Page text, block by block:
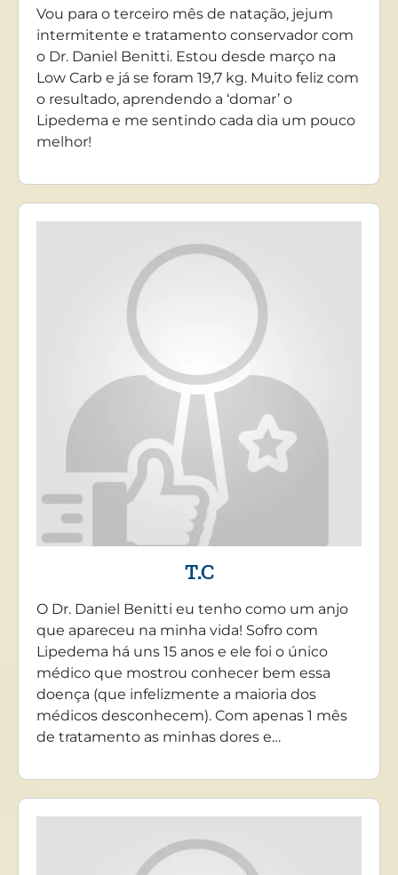
Vou para o terceiro mês de natação, jejum
intermitente e tratamento conservador com
o Dr. Daniel Benitti. Estou desde março na
Low Carb e já se foram 19,7 kg. Muito feliz com
o resultado, aprendendo a ‘domar’ o
Lipedema e me sentindo cada dia um pouco
melhor!
T.C
O Dr. Daniel Benitti eu tenho como um anjo
que apareceu na minha vida! Sofro com
Lipedema há uns 15 anos e ele foi o único
médico que mostrou conhecer bem essa
doença (que infelizmente a maioria dos
médicos desconhecem). Com apenas 1 mês
de tratamento as minhas dores e…